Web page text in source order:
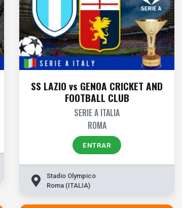
SS LAZIO vs GENOA CRICKET AND
FOOTBALL CLUB
SERIE A ITALIA
ROMA
ENTRAR
Stadio Olympico
Roma (ITALIA)